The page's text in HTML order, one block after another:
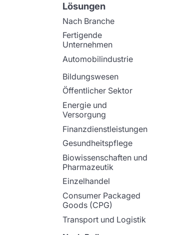
Lösungen
Nach Branche
Fertigende
Unternehmen
Automobilindustrie
Bildungswesen
Öffentlicher Sektor
Energie und
Versorgung
Finanzdienstleistungen
Gesundheitspflege
Biowissenschaften und
Pharmazeutik
Einzelhandel
Consumer Packaged
Goods (CPG)
Transport und Logistik